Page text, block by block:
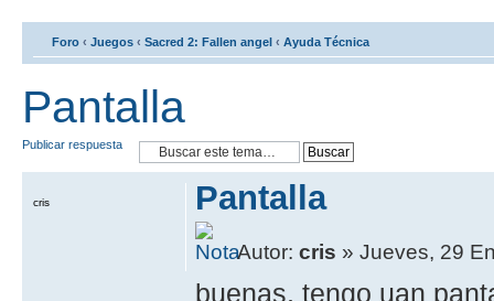
Foro ‹ Juegos ‹ Sacred 2: Fallen angel ‹ Ayuda Técnica
Pantalla
Publicar respuesta
Pantalla
Autor:cris » Jueves, 29
buenas, tengo uan
cris